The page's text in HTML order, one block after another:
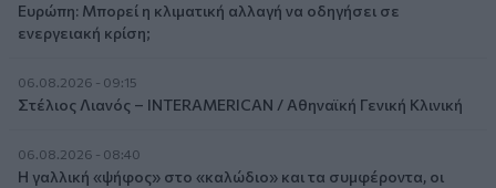
Ευρώπη: Μπορεί η κλιματική αλλαγή να οδηγήσει σε
ενεργειακή κρίση;
06.08.2026 - 09:15
Στέλιος Λιανός – INTERAMERICAN / Αθηναϊκή Γενική Κλινική
06.08.2026 - 08:40
Η γαλλική «ψήφος» στο «καλώδιο» και τα συμφέροντα, οι